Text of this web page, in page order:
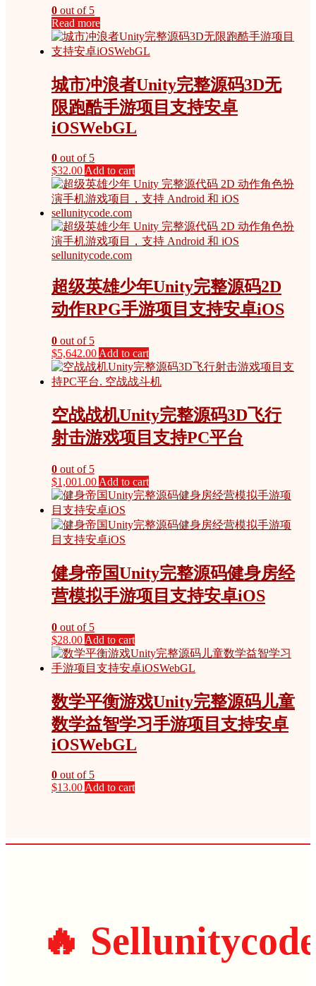
0 out of 5
Read more
城市冲浪者Unity完整源码3D无
限跑酷手游项目支持安卓
iOSWebGL
0 out of 5
$32.00 Add to cart
超级英雄少年Unity完整源码2D
动作RPG手游项目支持安卓iOS
0 out of 5
$5,642.00 Add to cart
空战战机Unity完整源码3D飞行
射击游戏项目支持PC平台
0 out of 5
$1,001.00 Add to cart
健身帝国Unity完整源码健身房经
营模拟手游项目支持安卓iOS
0 out of 5
$28.00 Add to cart
数学平衡游戏Unity完整源码儿童
数学益智学习手游项目支持安卓
iOSWebGL
0 out of 5
$13.00 Add to cart
🔥